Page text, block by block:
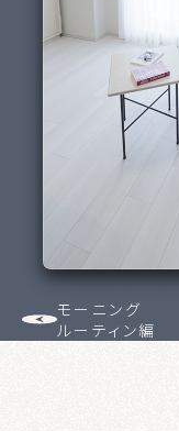
モーニング
ルーティン編